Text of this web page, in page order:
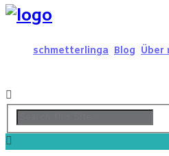
schmetterlinga Blog Über